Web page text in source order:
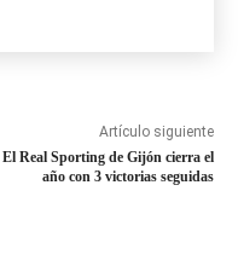
Artículo siguiente
El Real Sporting de Gijón cierra el
año con 3 victorias seguidas